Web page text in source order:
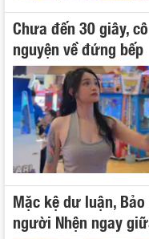
Chưa đến 30 giây,
nguyện về đứng bếp
Mặc kệ dư luận,
người Nhện ngay